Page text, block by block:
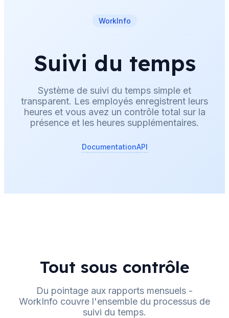
WorkInfo
Suivi du temps
Système de suivi du temps simple et
transparent. Les employés enregistrent leurs
heures et vous avez un contrôle total sur la
présence et les heures supplémentaires.
DocumentationAPI
Tout sous contrôle
Du pointage aux rapports mensuels -
WorkInfo couvre l'ensemble du processus de
suivi du temps.